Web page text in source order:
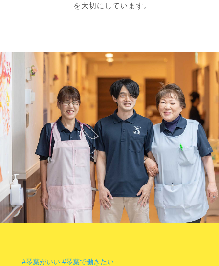
を大切にしています。
#琴葉がいい #琴葉で働きたい